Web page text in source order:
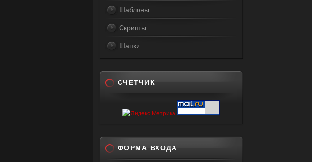
Шаблоны
Скрипты
Шапки
СЧЕТЧИК
ФОРМА ВХОДА